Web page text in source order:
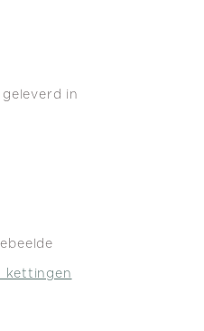
in
kettingen